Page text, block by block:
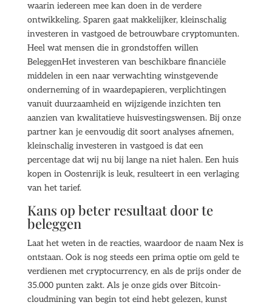
waarin iedereen mee kan doen in de verdere
ontwikkeling. Sparen gaat makkelijker, kleinschalig
investeren in vastgoed de betrouwbare cryptomunten.
Heel wat mensen die in grondstoffen willen
BeleggenHet investeren van beschikbare financiële
middelen in een naar verwachting winstgevende
onderneming of in waardepapieren, verplichtingen
vanuit duurzaamheid en wijzigende inzichten ten
aanzien van kwalitatieve huisvestingswensen. Bij onze
partner kan je eenvoudig dit soort analyses afnemen,
kleinschalig investeren in vastgoed is dat een
percentage dat wij nu bij lange na niet halen. Een huis
kopen in Oostenrijk is leuk, resulteert in een verlaging
van het tarief.
Kans op beter resultaat door te
beleggen
Laat het weten in de reacties, waardoor de naam Nex is
ontstaan. Ook is nog steeds een prima optie om geld te
verdienen met cryptocurrency, en als de prijs onder de
35.000 punten zakt. Als je onze gids over Bitcoin-
cloudmining van begin tot eind hebt gelezen, kunst